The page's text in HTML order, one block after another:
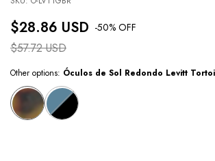
$28.86 USD -50% OFF
$57.72 USD
Other options: Óculos de Sol Redondo Levitt